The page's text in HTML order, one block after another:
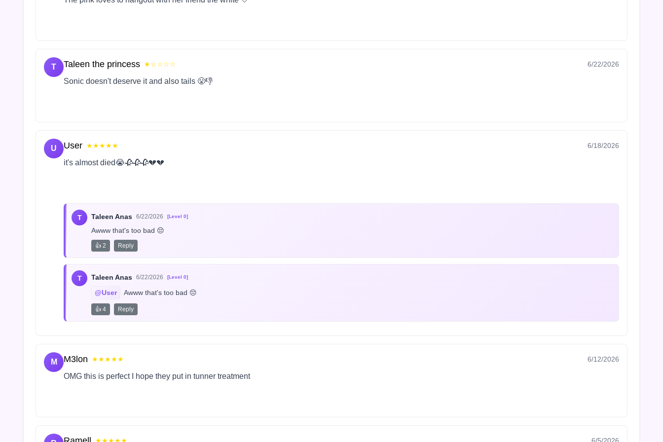
T Taleen the princess ★☆☆☆☆ 6/22/2026
Sonic doesn't deserve it and also tails 😤👎
U User ★★★★★ 6/18/2026
it's almost died😭🥀🥀🥀💔💔
T Taleen Anas 6/22/2026 [Level 0]
Awww that's too bad 😔
👍 2 Reply
T Taleen Anas 6/22/2026 [Level 0]
@User Awww that's too bad 😔
👍 4 Reply
M M3lon ★★★★★ 6/12/2026
OMG this is perfect I hope they put in tunner treatment